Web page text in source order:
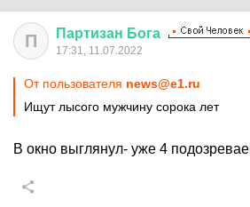
П Партизан Бога
17:31, 11.07.2022
От пользователя news@e1.ru
Ищут лысого мужчину сорока лет
В окно выглянул- уже 4